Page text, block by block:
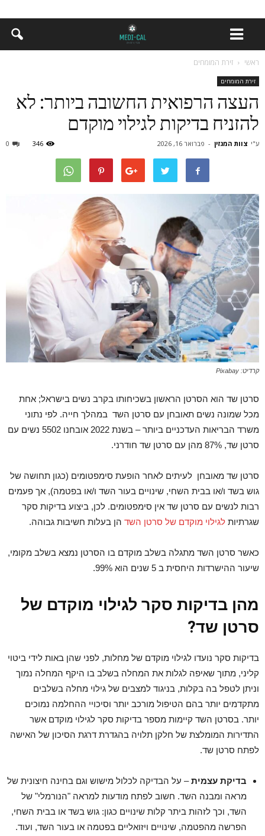
ראשי זירת המומחים
זירת המומחים
העצה הרפואית החשובה ביותר: לא
להזניח בדיקות לגילוי מוקדם
ע"י צוות המגזין - פברואר 16, 2026 0 346
קרדיט: Pixabay
סרטן שד הוא הסרטן הראשון בשכיחותו בקרב נשים בישראל; אחת
מכל שמונה נשים תאובחן עם סרטן השד במהלך חייה. לפי נתוני
משרד הבריאות העדכניים ביותר – בשנת 2022 אובחנו 5502 נשים עם
סרטן שד, 87% מהן עם סרטן שד חודרני.
סרטן שד מאובחן לעיתים לאחר הופעת סימפטומים (כגון תחושה של
גוש בשד ו/או בבית השחי, שינויים בעור השד ו/או בפטמה), אך פעמים
רבות לנשים עם סרטן שד אין סימפטומים. לכן, ביצוע בדיקות סקר
שגרתיות לגילוי מוקדם של סרטן השד הן בעלות חשיבות גבוהה.
כאשר סרטן השד מתגלה בשלב מוקדם בו הסרטן נמצא בשלב מקומי,
שיעור ההישרדות היחסית ב 5 שנים הוא 99%.
מהן בדיקות סקר לגילוי מוקדם של
סרטן שד?
בדיקות סקר נועדו לגילוי מוקדם של מחלות, לפני שהן באות לידי ביטוי
קליני, מתוך שאיפה לגלות את המחלה בשלב בו היקף המחלה נמוך
וניתן לטפל בה בקלות, בניגוד למצבים של גילוי מחלה בשלבים
מתקדמים יותר בהם הטיפול מורכב יותר וסיכויי ההחלמה נמוכים
יותר. בסרטן השד קיימות מספר בדיקות סקר לגילוי מוקדם אשר
התדירות המומלצת של חלקן תלויה בהגדרת דרגת הסיכון של האישה
לפתח סרטן שד.
בדיקת עצמית– על הבדיקה לכלול מישוש וגם בחינה חיצונית של
מראה ומבנה השד. חשוב לפתח מודעות למראה "הנורמלי" של
השד, וכך לזהות ביתר קלות שינויים כגון: גוש בשד או בבית השחי,
הפרשה מהפטמה, שינויים ויזואליים בפטמה או בעור השד, ועוד.